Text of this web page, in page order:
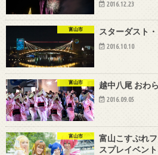
2016.12.23
富山市 スターダスト
2016.10.10
富山市 越中八尾 おわ
2016.09.05
富山市
富山こすぷれ
スプレイベント